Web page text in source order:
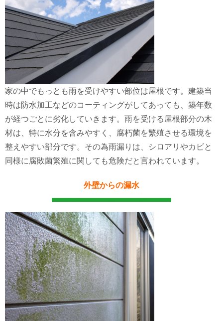
家の中でもっとも雨を受けやすい部位は屋根です。建築当
時は防水加工などのコーティングがしてあっても、築年数
が経つごとに劣化していきます。雨を受ける屋根部分の木
材は、特に水分を含みやすく、腐朽菌を繁殖させる環境を
整えやすい部分です。その為雨漏りは、シロアリやカビと
同様に腐敗菌繁殖に関しても危険だと言われています。
外壁からの漏水